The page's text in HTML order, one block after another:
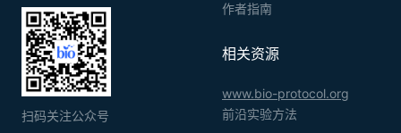
扫码关注公众号
作者指南
相关资源
www.bio-protocol.org
前沿实验方法